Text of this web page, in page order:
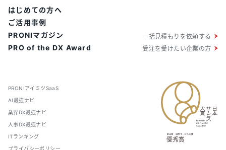
PRONIアイミツSaaS
AI最強ナビ
業界DX最強ナビ
人事DX最強ナビ
ITランキング
プライバシーポリシー
はじめての方へ
ご活用事例
PRONIマガジン
PRO of the DX Award
一括見積もりを依頼する
受注を受けたい企業の方